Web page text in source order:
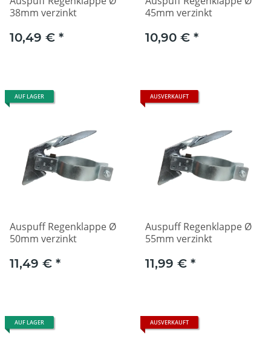
38mm verzinkt
10,49 € *
45mm verzinkt
10,90 € *
AUF LAGER
Auspuff Regenklappe Ø
50mm verzinkt
11,49 € *
AUSVERKAUFT
Auspuff Regenklappe Ø
55mm verzinkt
11,99 € *
AUF LAGER AUSVERKAUFT